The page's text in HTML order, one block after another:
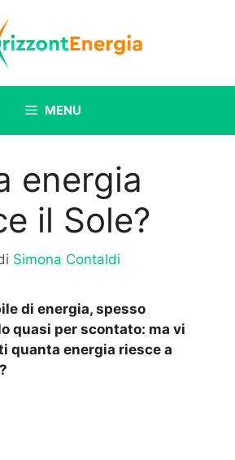
MENU
energia
il Sole?
Simona Contaldi
di energia, spesso
quasi per scontato: ma vi
quanta energia riesce a